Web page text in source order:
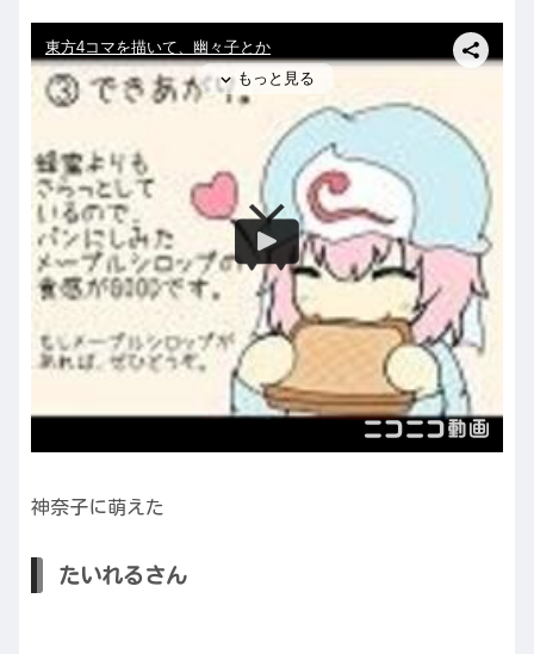
神奈子に萌えた
たいれるさん